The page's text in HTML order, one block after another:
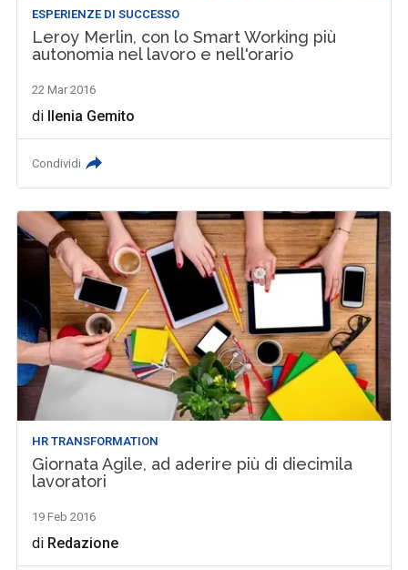
ESPERIENZE DI SUCCESSO
Leroy Merlin, con lo Smart Working più
autonomia nel lavoro e nell'orario
22 Mar 2016
di Ilenia Gemito
Condividi
HR TRANSFORMATION
Giornata Agile, ad aderire più di diecimila
lavoratori
19 Feb 2016
di Redazione